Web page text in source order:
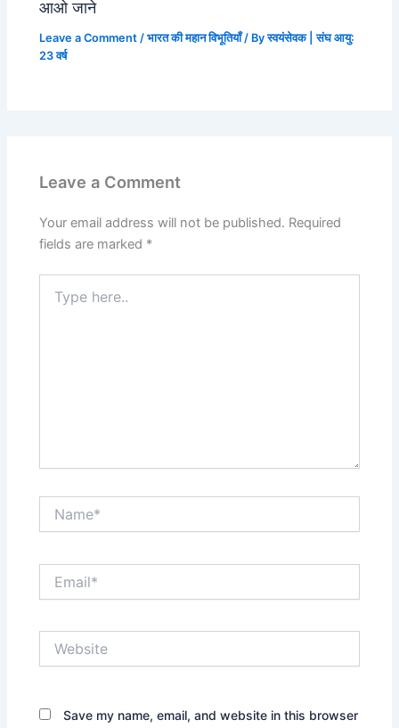
आओ जाने
Leave a Comment /भारत की महान विभूतियाँ/ Byस्वयंसेवक | संघ आयु:
23 वर्ष
Leave a Comment
Your email address will not be published. Required
fields are marked *
here..
Save my name, email, and website in this browser